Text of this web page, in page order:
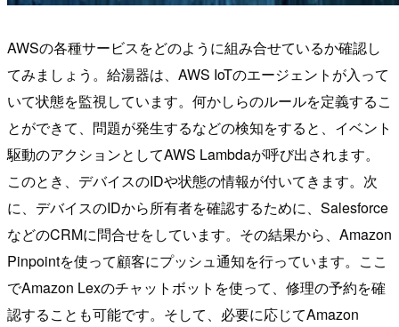
AWSの各種サービスをどのように組み合せているか確認し
てみましょう。給湯器は、AWS IoTのエージェントが入って
いて状態を監視しています。何かしらのルールを定義するこ
とができて、問題が発生するなどの検知をすると、イベント
駆動のアクションとしてAWS Lambdaが呼び出されます。
このとき、デバイスのIDや状態の情報が付いてきます。次
に、デバイスのIDから所有者を確認するために、Salesforce
などのCRMに問合せをしています。その結果から、Amazon
Pinpointを使って顧客にプッシュ通知を行っています。ここ
でAmazon Lexのチャットボットを使って、修理の予約を確
認することも可能です。そして、必要に応じてAmazon